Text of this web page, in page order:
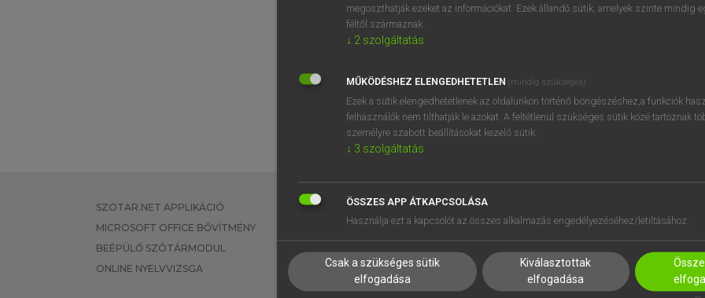
SZOTAR.NET APPLIKÁCIÓ
MICROSOFT OFFICE BŐVÍTMÉNY
BEÉPÜLŐ SZÓTÁRMODUL
ONLINE NYELVVIZSGA
EGYÉNI FELHASZNÁLÓKNAK
TANULÓKNAK
VÁLLALATI MEGOLDÁSOK
SÚGÓ
RÓLUNK
SÜTI BEÁLLÍTÁSOK
megoszthatják ezeket az információkat. Ezek állandó sütik, amelyek szinte mindig
féltől származnak.
↓ 2 szolgáltatás
MŰKÖDÉSHEZ ELENGEDHETETLEN (mindig szükséges)
Ezek a sütik elengedhetetlenek az oldalunkon történő böngészéshez,a funkciók
felhasználók nem tilthatják le azokat. A feltétlenül szükséges sütik közé tartoznak
személyre szabott beállításokat kezelő sütik.
↓ 3 szolgáltatás
ÖSSZES APP ÁTKAPCSOLÁSA
Használja ezt a kapcsolót az összes alkalmazás engedélyezéséhez/letiltásához.
Csak a szükséges sütik
elfogadása
Kiválasztottak
elfogadása